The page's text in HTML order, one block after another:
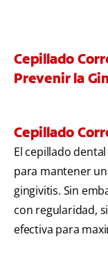
Cepillado
Prevenir la
Cepillado
El cepillado
para mantener
gingivitis. Sin
con regularidad,
efectiva para